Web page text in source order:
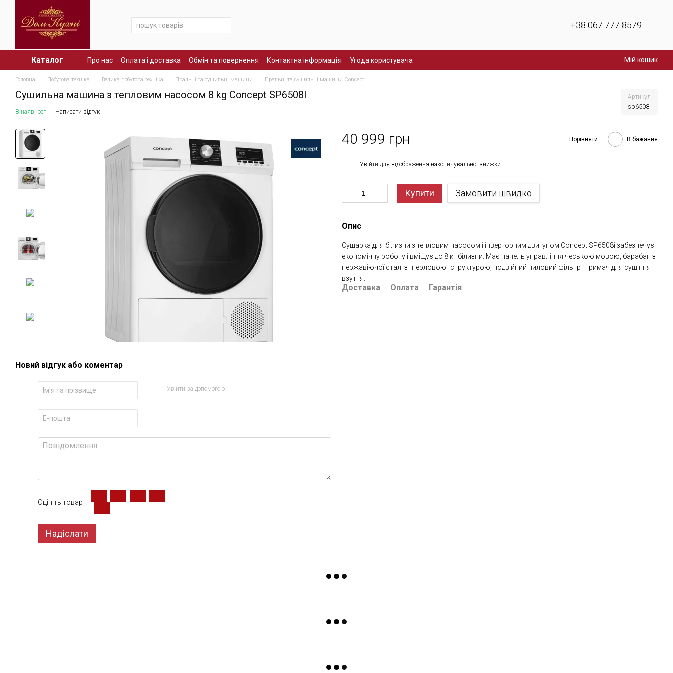
Перейти до основного контенту
+38 067 777 8579
Каталог Про нас Оплата і доставка Обмін та повернення Контактна інформація Угода користувача Мій кошик
Головна Побутова техніка Велика побутова техніка Пральні та сушильні машини Пральні та сушильні машини Concept
Сушильна машина з тепловим насосом 8 kg Concept SP6508I Артикул
sp6508i
В наявності Написати відгук
Новий відгук або коментар
Увійти за допомогою
Оцініть товар
Надіслати
40 999 грн Порівняти В бажання
Увійти для відображення накопичувальної знижки
Купити Замовити швидко
Опис
Сушарка для білизни з тепловим насосом і інверторним двигуном Concept SP6508i забезпечує
економічну роботу і вміщує до 8 кг білизни. Має панель управління чеською мовою, барабан з
нержавіючої сталі з "перловою" структурою, подвійний пиловий фільтр і тримач для сушіння
взуття.
Доставка Оплата Гарантія